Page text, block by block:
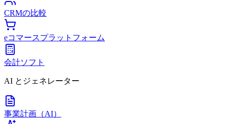
CRMの比較
eコマースプラットフォーム
会計ソフト
AI とジェネレーター
事業計画（AI）